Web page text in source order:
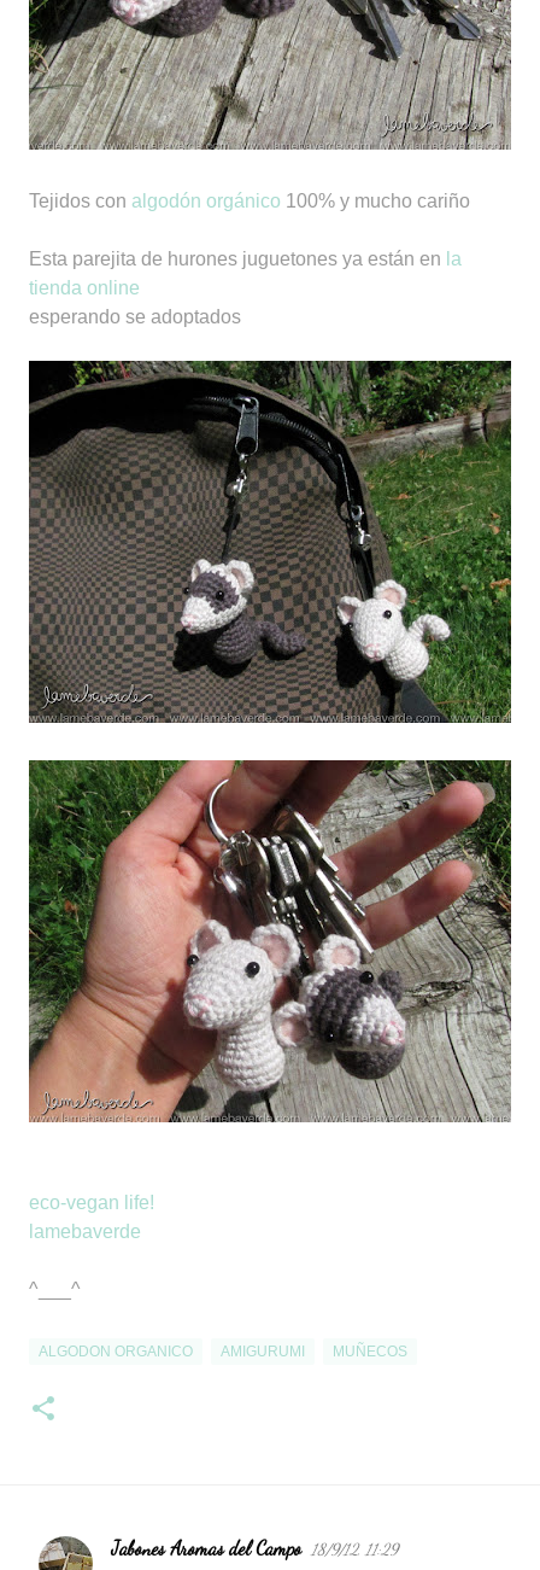
Tejidos con algodón orgánico 100% y mucho cariño
Esta parejita de hurones juguetones ya están en la
tienda online
esperando se adoptados
eco-vegan life!
lamebaverde
^___^
ALGODON ORGANICO AMIGURUMI MUÑECOS
C
Jabones Aromas del Campo 18/9/12, 11:29